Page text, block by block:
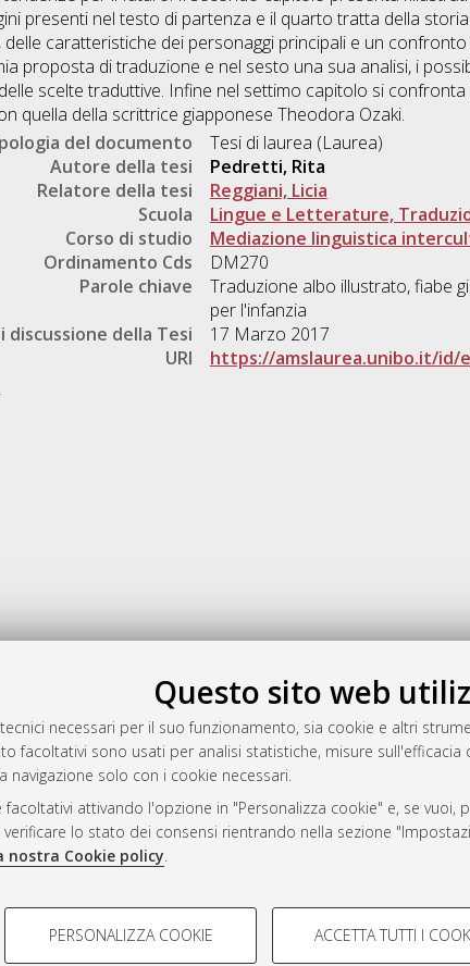
Questo sito web
necessari per il suo funzionamento, sia cookie e altri
facoltativi sono usati per analisi statistiche, misure
navigazione solo con i cookie necessari.
attivando l'opzione in "Personalizza cookie" e, se
lo stato dei consensi rientrando nella sezione
nostra Cookie policy.
PERSONALIZZA COOKIE ACCETTA TUTTI I
presenti nel testo di partenza e il quarto tratta della
caratteristiche dei personaggi principali e un
proposta di traduzione e nel sesto una sua analisi, i
scelte traduttive. Infine nel settimo capitolo si
quella della scrittrice giapponese Theodora Ozaki.
del documento
Tesi di laurea (Laurea)
Autore della tesi
Pedretti, Rita
Relatore della tesi
Reggiani, Licia
Scuola
Lingue e Letterature,
Corso di studio
Mediazione linguistica
Ordinamento Cds
DM270
Parole chiave
Traduzione albo illustrato, fiabe
per l'infanzia
discussione della Tesi
17 Marzo 2017
URI
https://amslaurea.unibo.it/id/
Gestione del documento:
AMS Laurea
Servizio implementato e gestito da
Impostazioni Cookie
Informativa sulla privacy
Condizioni d’uso del sito